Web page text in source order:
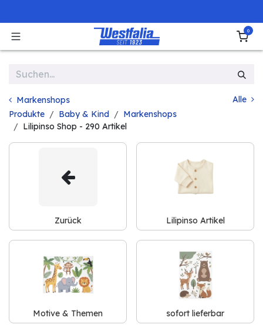
0
Markenshops
Alle
Produkte
Baby & Kind
Markenshops
Lilipinso Shop - 290 Artikel
Zurück Lilipinso Artikel
Motive & Themen sofort lieferbar